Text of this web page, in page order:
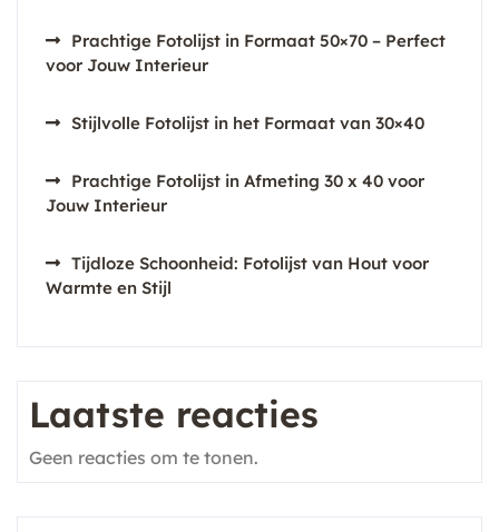
Prachtige Fotolijst in Formaat 50×70 – Perfect
voor Jouw Interieur
Stijlvolle Fotolijst in het Formaat van 30×40
Prachtige Fotolijst in Afmeting 30 x 40 voor
Jouw Interieur
Tijdloze Schoonheid: Fotolijst van Hout voor
Warmte en Stijl
Laatste reacties
Geen reacties om te tonen.